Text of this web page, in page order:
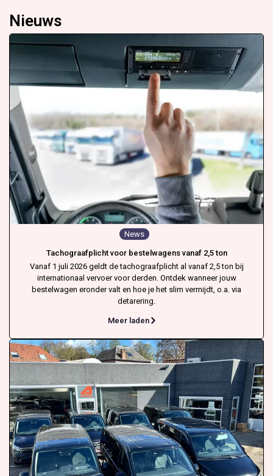
Nieuws
News
Tachograafplicht voor bestelwagens vanaf 2,5 ton
Vanaf 1 juli 2026 geldt de tachograafplicht al vanaf 2,5 ton bij
internationaal vervoer voor derden. Ontdek wanneer jouw
bestelwagen eronder valt en hoe je het slim vermijdt, o.a. via
detarering.
Meer laden